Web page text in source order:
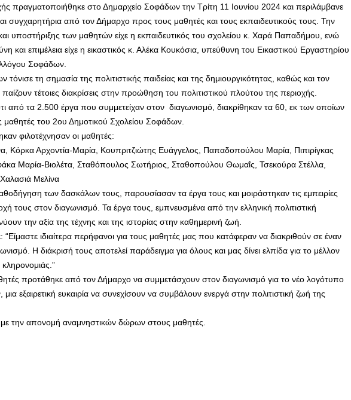
πραγματοποιήθηκε στο Δημαρχείο Σοφάδων την Τρίτη 11 Ιουνίου 2024 και περιλάμβανε
συγχαρητήρια από τον Δήμαρχο προς τους μαθητές και τους εκπαιδευτικούς τους. Την
υποστήριξης των μαθητών είχε η εκπαιδευτικός του σχολείου κ. Χαρά Παπαδήμου, ενώ
και επιμέλεια είχε η εικαστικός κ. Αλέκα Κουκόσια, υπεύθυνη του Εικαστικού Εργαστηρίου
Σοφάδων.
τη σημασία της πολιτιστικής παιδείας και της δημιουργικότητας, καθώς και τον
τέτοιες διακρίσεις στην προώθηση του πολιτιστικού πλούτου της περιοχής.
από τα 2.500 έργα που συμμετείχαν στον διαγωνισμό, διακρίθηκαν τα 60, εκ των οποίων
μαθητές του 2ου Δημοτικού Σχολείου Σοφάδων.
φιλοτέχνησαν οι μαθητές:
Κόρκα Αρχοντία-Μαρία, Κουπριτζιώτης Ευάγγελος, Παπαδοπούλου Μαρία, Πιπιρίγκας
Μαρία-Βιολέτα, Σταθόπουλος Σωτήριος, Σταθοπούλου Θωμαΐς, Τσεκούρα Στέλλα,
Μελίνα
των δασκάλων τους, παρουσίασαν τα έργα τους και μοιράστηκαν τις εμπειρίες
τους στον διαγωνισμό. Τα έργα τους, εμπνευσμένα από την ελληνική πολιτιστική
την αξία της τέχνης και της ιστορίας στην καθημερινή ζωή.
ιδιαίτερα περήφανοι για τους μαθητές μας που κατάφεραν να διακριθούν σε έναν
Η διάκρισή τους αποτελεί παράδειγμα για όλους και μας δίνει ελπίδα για το μέλλον
κληρονομιάς.”
προτάθηκε από τον Δήμαρχο να συμμετάσχουν στον διαγωνισμό για το νέο λογότυπο
εξαιρετική ευκαιρία να συνεχίσουν να συμβάλουν ενεργά στην πολιτιστική ζωή της
την απονομή αναμνηστικών δώρων στους μαθητές.